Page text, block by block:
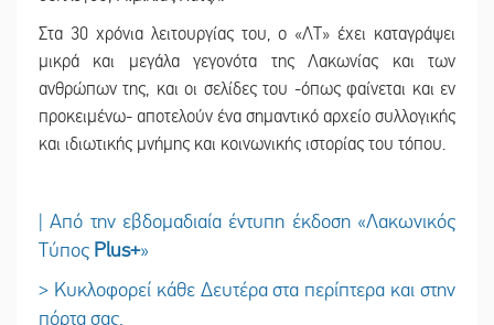
Στα 30 χρόνια λειτουργίας του, ο «ΛΤ» έχει καταγράψει
μικρά και μεγάλα γεγονότα της Λακωνίας και των
ανθρώπων της, και οι σελίδες του -όπως φαίνεται και εν
προκειμένω- αποτελούν ένα σημαντικό αρχείο συλλογικής
και ιδιωτικής μνήμης και κοινωνικής ιστορίας του τόπου.
| Από την εβδομαδιαία έντυπη έκδοση «Λακωνικός
Τύπος Plus+»
> Κυκλοφορεί κάθε Δευτέρα στα περίπτερα και στην
πόρτα σας.